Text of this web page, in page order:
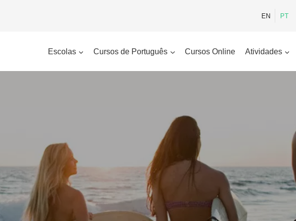
EN PT
Escolas Cursos de Português Cursos Online Atividades